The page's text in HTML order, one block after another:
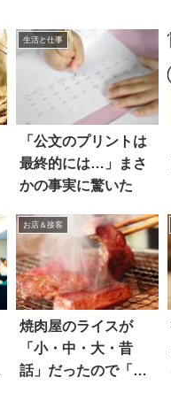
生活と仕事
「公文のプリントは
最終的には…」まさ
かの事実に驚いた
お店＆接客
焼肉屋のライスが
「小・中・大・昔
話」だったので「昔